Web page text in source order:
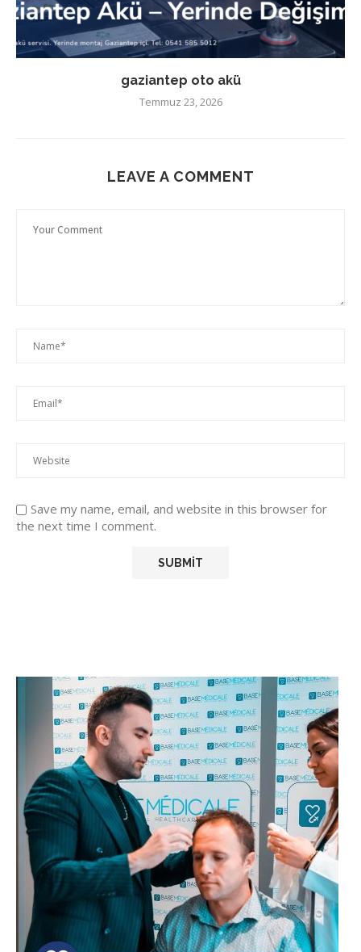
gaziantep oto akü
Temmuz 23, 2026
LEAVE A COMMENT
Save my name, email, and website in this browser for
the next time I comment.